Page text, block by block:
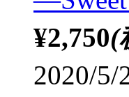
¥2,750(
2020/5/